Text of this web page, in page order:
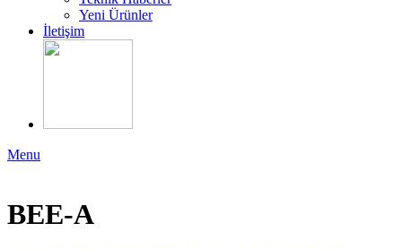
Yeni Ürünler
İletişim
Menu
BEE-A